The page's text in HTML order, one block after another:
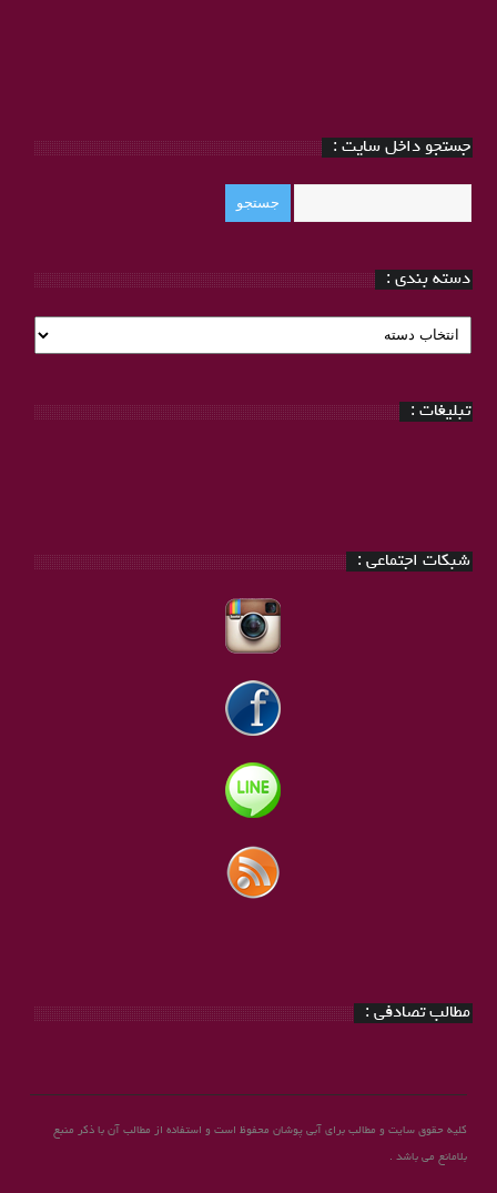
جستجو داخل سایت :
دسته بندی :
دسته
بندی
تبلیغات :
شبکات اجتماعی :
مطالب تصادفی :
کلیه حقوق سایت و مطالب برای آبی پوشان محفوظ است و استفاده از مطالب آن با ذکر منبع
بلامانع می باشد .